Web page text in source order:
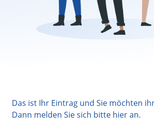
Das ist Ihr Eintrag und Sie möchten
Dann melden Sie sich bitte hieran.